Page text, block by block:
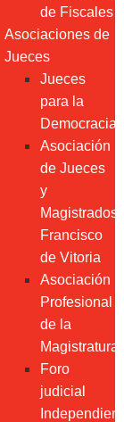
de Fiscales
Asociaciones de
Jueces
Jueces
para la
Democracia
Asociación
de Jueces
y
Magistrados
Francisco
de Vitoria
Asociación
Profesional
de la
Magistratura
Foro
judicial